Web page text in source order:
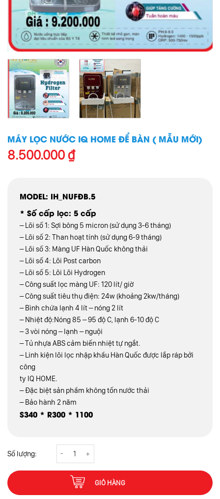
MÁY LỌC NƯỚC IQ HOME ĐỂ BÀN ( MẪU MỚI)
8.500.000 ₫
MODEL: IH_NUFĐB.5
* Số cấp lọc: 5 cấp
– Lõi số 1: Sợi bông 5 micron (sử dụng 3-6 tháng)
– Lõi số 2: Than hoạt tính (sử dụng 6-9 tháng)
– Lõi số 3: Màng UF Hàn Quốc không thải
– Lõi số 4: Lõi Post carbon
– Lõi số 5: Lõi Lõi Hydrogen
– Công suất lọc màng UF: 120 lít/ giờ
– Công suất tiêu thụ điện: 24w (khoảng 2kw/tháng)
– Bình chứa lạnh 4 lít – nóng 2 lít
– Nhiệt độ:Nóng 85 – 95 độ C, lạnh 6-10 độ C
– 3 vòi nóng – lạnh – nguội
– Tủ nhựa ABS cảm biến nhiệt tự ngắt.
– Linh kiện lõi lọc nhập khẩu Hàn Quốc được lắp ráp bởi
công
ty IQ HOME.
– Đặc biệt sản phẩm không tốn nước thải
– Bảo hành 2 năm
S340 * R300 * 1100
Máy lọc nước IQ HOME để bàn ( mẫu mới) số lượng
GIỎ HÀNG